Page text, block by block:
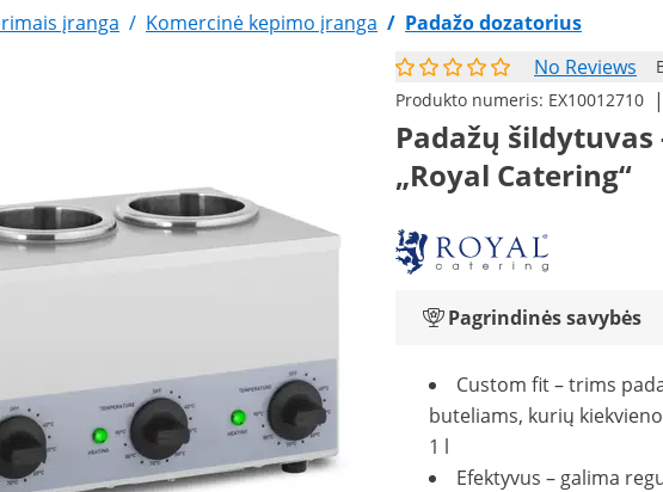
įranga / Komercinė kepimo įranga / Padažo dozatorius
No Reviews
Produkto numeris: EX10012710 |
Padažų šildytuvas
„Royal Catering“
Pagrindinės savybės
Custom fit – trims
buteliams, kurių
1 l
Efektyvus – galima